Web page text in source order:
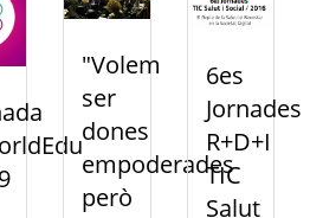
"Volem
ser
dones
empoderades
però
6es
Jornades
R+D+I
TIC
Salut